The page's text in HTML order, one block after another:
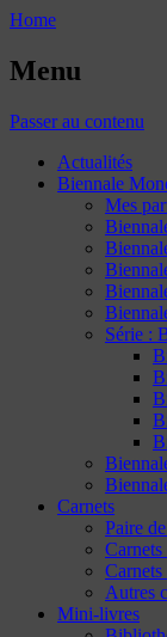
Home
Menu
Passer au contenu
Actualités
Biennale
Mes
Série :
Carnets
Paire
Carnets
Carnets
Autres
Mini-livres